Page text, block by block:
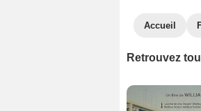
Accueil
Retrouvez